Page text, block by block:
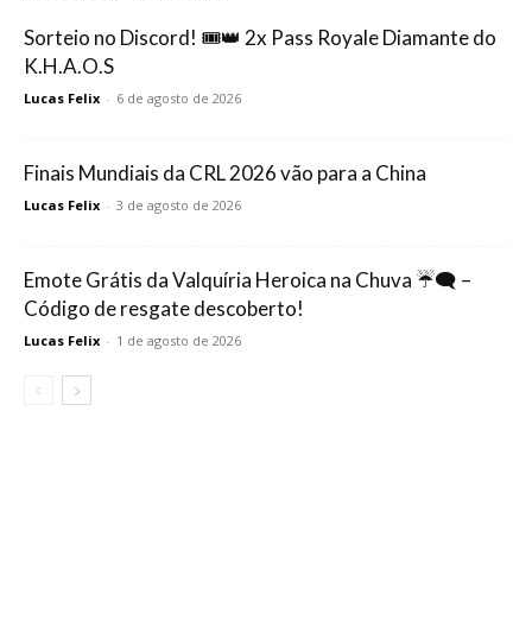
Sorteio no Discord! 🎟️👑 2x Pass Royale Diamante do
K.H.A.O.S
Lucas Felix - 6 de agosto de 2026
Finais Mundiais da CRL 2026 vão para a China
Lucas Felix - 3 de agosto de 2026
Emote Grátis da Valquíria Heroica na Chuva ☔🗨️ –
Código de resgate descoberto!
Lucas Felix - 1 de agosto de 2026